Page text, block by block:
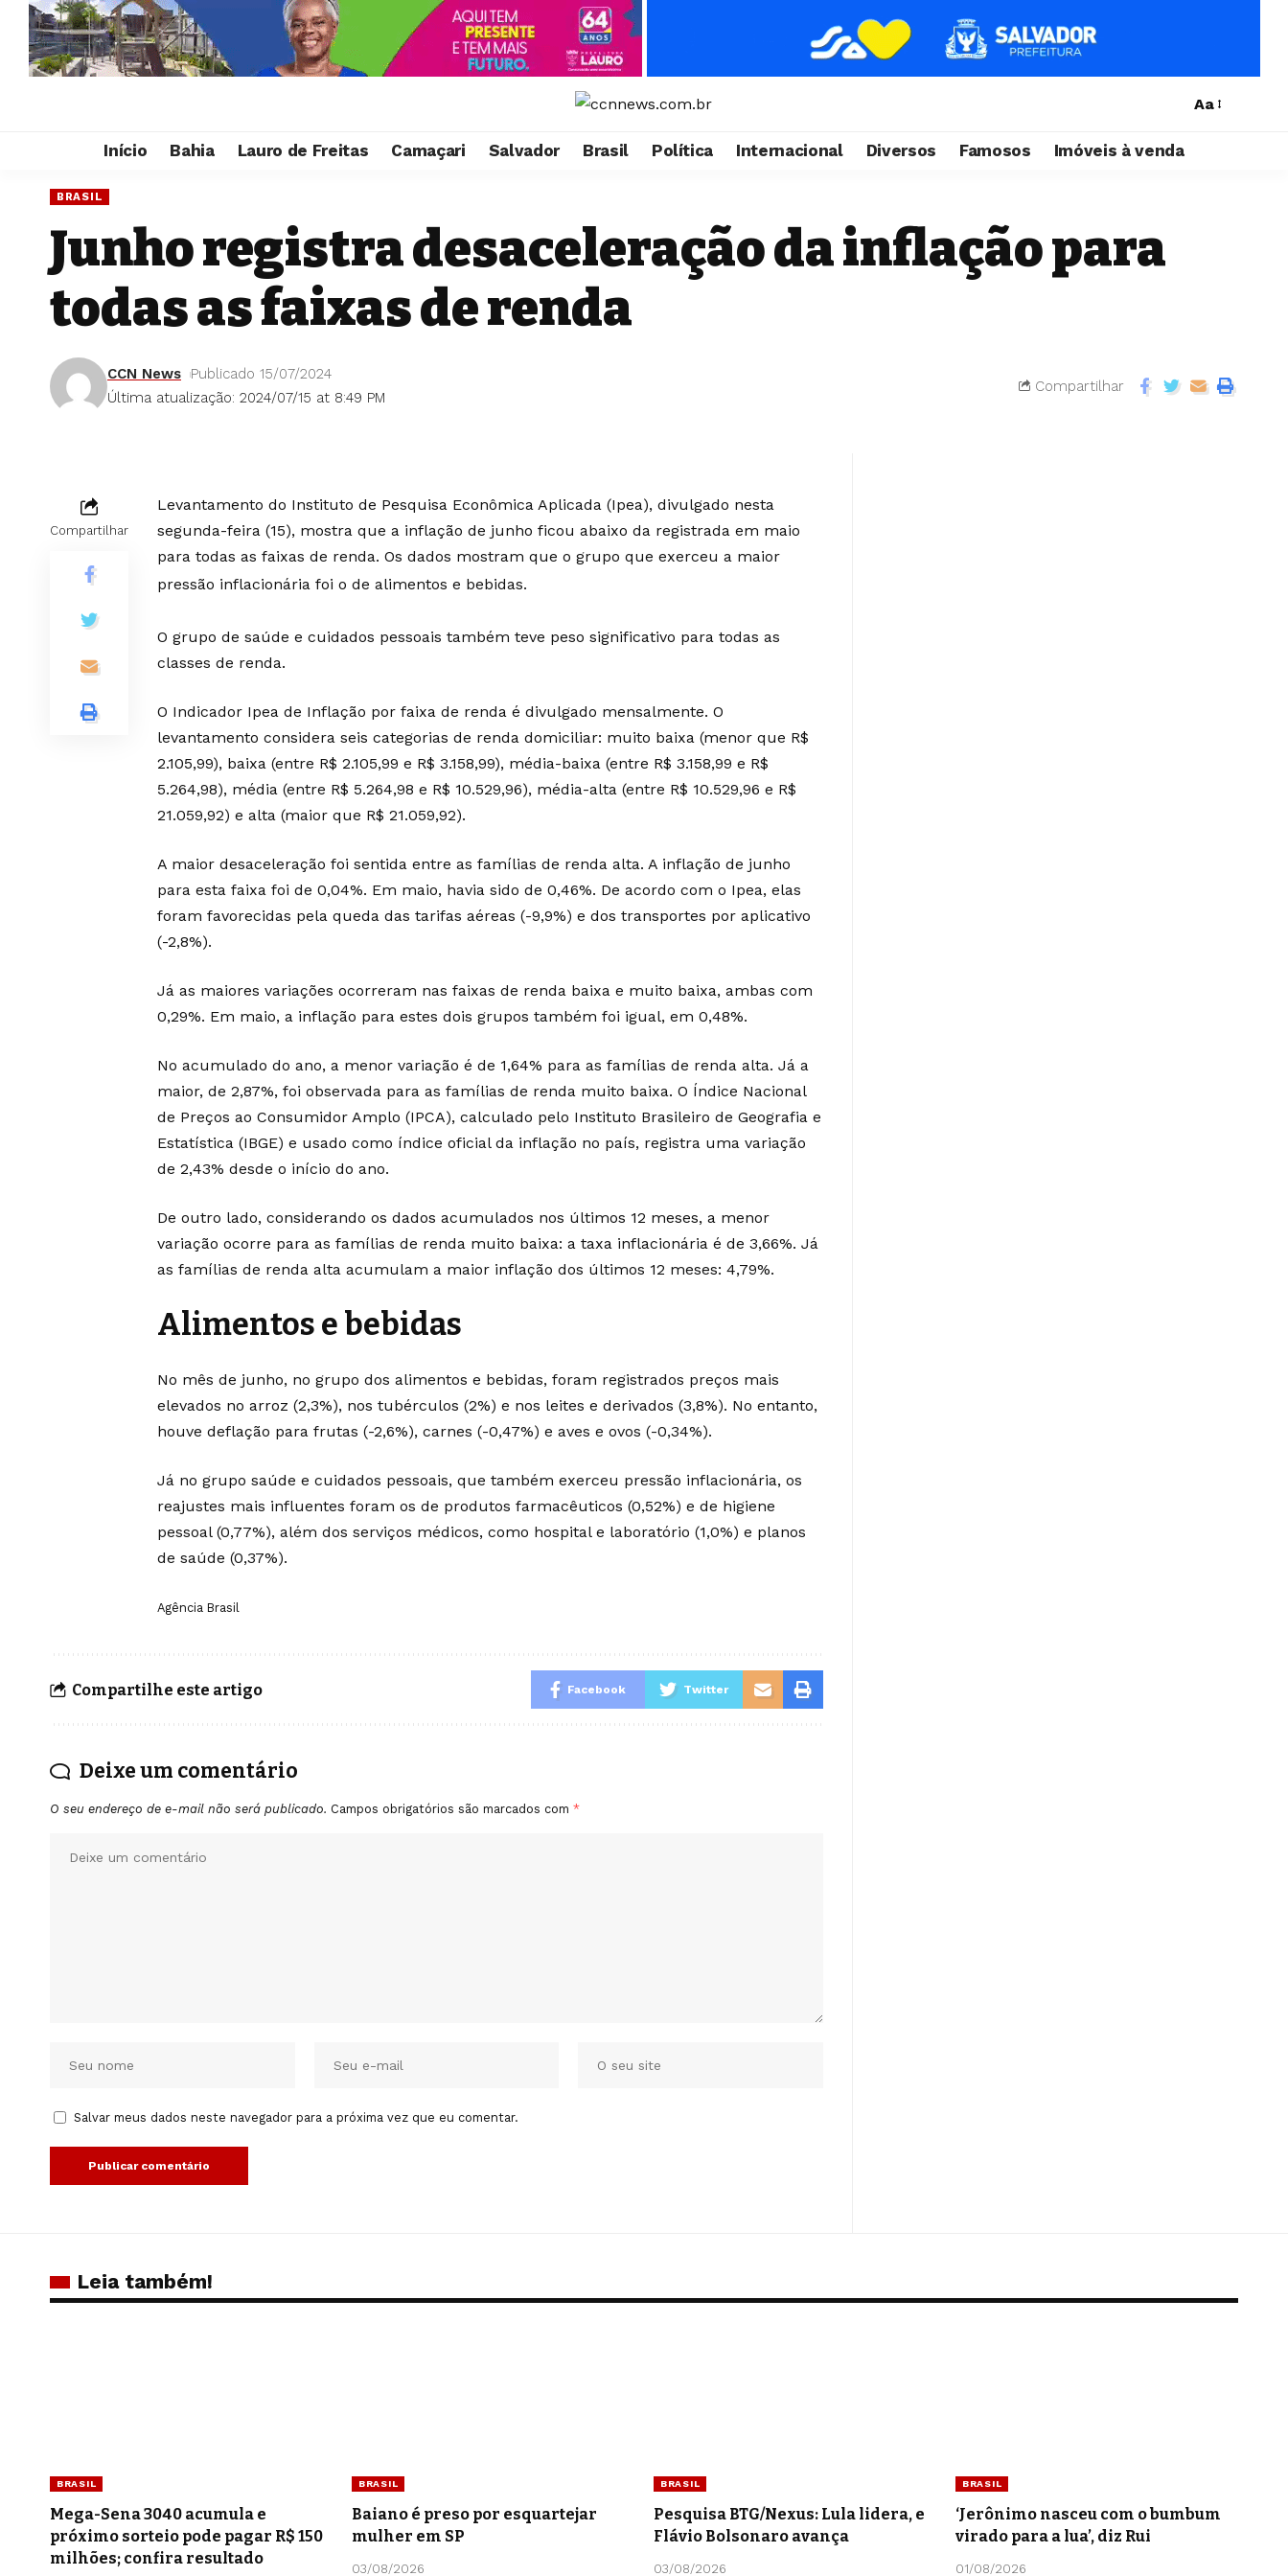
Aa
Início Bahia Lauro de Freitas Camaçari Salvador Brasil Política Internacional Diversos Famosos Imóveis à venda
BRASIL
Junho registra desaceleração da inflação para
todas as faixas de renda
Última atualização: 2024/07/15 at 8:49 PM
CCN News Publicado 15/07/2024
Compartilhar
Compartilhar
Levantamento do Instituto de Pesquisa Econômica Aplicada (Ipea), divulgado nesta
segunda-feira (15), mostra que a inflação de junho ficou abaixo da registrada em maio
para todas as faixas de renda. Os dados mostram que o grupo que exerceu a maior
pressão inflacionária foi o de alimentos e bebidas.
O grupo de saúde e cuidados pessoais também teve peso significativo para todas as
classes de renda.
O Indicador Ipea de Inflação por faixa de renda é divulgado mensalmente. O
levantamento considera seis categorias de renda domiciliar: muito baixa (menor que R$
2.105,99), baixa (entre R$ 2.105,99 e R$ 3.158,99), média-baixa (entre R$ 3.158,99 e R$
5.264,98), média (entre R$ 5.264,98 e R$ 10.529,96), média-alta (entre R$ 10.529,96 e R$
21.059,92) e alta (maior que R$ 21.059,92).
A maior desaceleração foi sentida entre as famílias de renda alta. A inflação de junho
para esta faixa foi de 0,04%. Em maio, havia sido de 0,46%. De acordo com o Ipea, elas
foram favorecidas pela queda das tarifas aéreas (-9,9%) e dos transportes por aplicativo
(-2,8%).
Já as maiores variações ocorreram nas faixas de renda baixa e muito baixa, ambas com
0,29%. Em maio, a inflação para estes dois grupos também foi igual, em 0,48%.
No acumulado do ano, a menor variação é de 1,64% para as famílias de renda alta. Já a
maior, de 2,87%, foi observada para as famílias de renda muito baixa. O Índice Nacional
de Preços ao Consumidor Amplo (IPCA), calculado pelo Instituto Brasileiro de Geografia e
Estatística (IBGE) e usado como índice oficial da inflação no país, registra uma variação
de 2,43% desde o início do ano.
De outro lado, considerando os dados acumulados nos últimos 12 meses, a menor
variação ocorre para as famílias de renda muito baixa: a taxa inflacionária é de 3,66%. Já
as famílias de renda alta acumulam a maior inflação dos últimos 12 meses: 4,79%.
Alimentos e bebidas
No mês de junho, no grupo dos alimentos e bebidas, foram registrados preços mais
elevados no arroz (2,3%), nos tubérculos (2%) e nos leites e derivados (3,8%). No entanto,
houve deflação para frutas (-2,6%), carnes (-0,47%) e aves e ovos (-0,34%).
Já no grupo saúde e cuidados pessoais, que também exerceu pressão inflacionária, os
reajustes mais influentes foram os de produtos farmacêuticos (0,52%) e de higiene
pessoal (0,77%), além dos serviços médicos, como hospital e laboratório (1,0%) e planos
de saúde (0,37%).
Agência Brasil
Compartilhe este artigo Facebook Twitter
Deixe um comentário
O seu endereço de e-mail não será publicado. Campos obrigatórios são marcados com *
Salvar meus dados neste navegador para a próxima vez que eu comentar.
Leia também!
BRASIL
Mega-Sena 3040 acumula e
próximo sorteio pode pagar R$ 150
milhões; confira resultado
BRASIL
Baiano é preso por esquartejar
mulher em SP
03/08/2026
BRASIL
Pesquisa BTG/Nexus: Lula lidera, e
Flávio Bolsonaro avança
03/08/2026
BRASIL
‘Jerônimo nasceu com o bumbum
virado para a lua’, diz Rui
01/08/2026